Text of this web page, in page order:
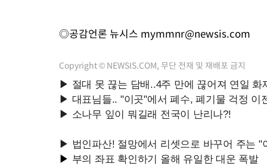
◎공감언론 뉴시스 mymmnr@newsis.com
Copyright © NEWSIS.COM, 무단 전재 및 재배포 금지